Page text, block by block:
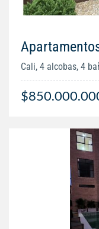
Cali, 4 alcobas, 4